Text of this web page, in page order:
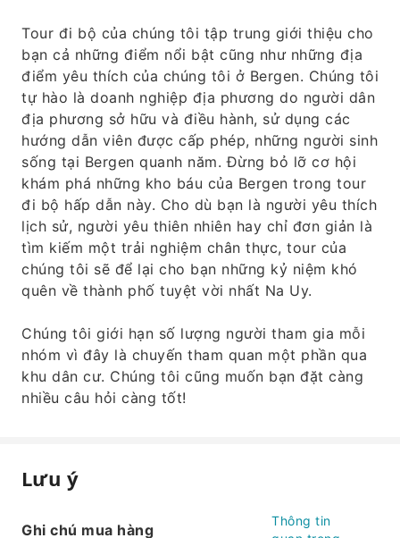
Tour đi bộ của chúng tôi tập trung giới thiệu cho
bạn cả những điểm nổi bật cũng như những địa
điểm yêu thích của chúng tôi ở Bergen. Chúng tôi
tự hào là doanh nghiệp địa phương do người dân
địa phương sở hữu và điều hành, sử dụng các
hướng dẫn viên được cấp phép, những người sinh
sống tại Bergen quanh năm. Đừng bỏ lỡ cơ hội
khám phá những kho báu của Bergen trong tour
đi bộ hấp dẫn này. Cho dù bạn là người yêu thích
lịch sử, người yêu thiên nhiên hay chỉ đơn giản là
tìm kiếm một trải nghiệm chân thực, tour của
chúng tôi sẽ để lại cho bạn những kỷ niệm khó
quên về thành phố tuyệt vời nhất Na Uy.
Chúng tôi giới hạn số lượng người tham gia mỗi
nhóm vì đây là chuyến tham quan một phần qua
khu dân cư. Chúng tôi cũng muốn bạn đặt càng
nhiều câu hỏi càng tốt!
Lưu ý
Ghi chú mua hàng
Thông tin